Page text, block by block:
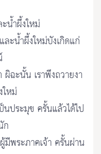
น้ำผึ้งใหม่
ะน้ำผึ้งใหม่บังเกิดแก่
ฉะนั้น เราพึงถวายงา
หม่
ประมุข ครั้นแล้วได้ไป
ก
พระภาคเจ้า ครั้นผ่าน